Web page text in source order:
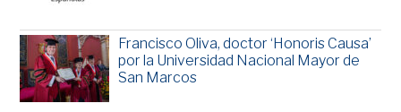
Francisco Oliva, doctor ‘Honoris Causa’
por la Universidad Nacional Mayor de
San Marcos